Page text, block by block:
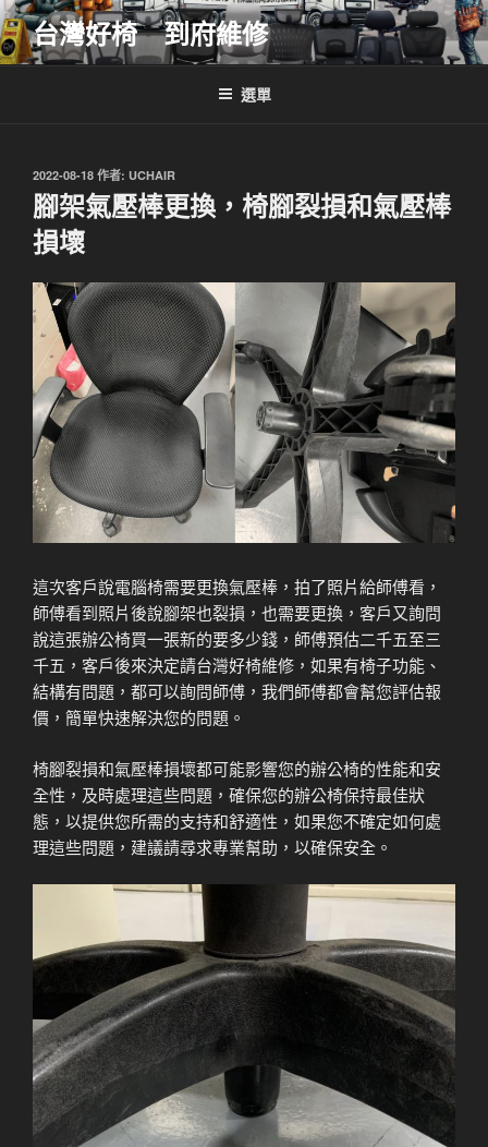
跳
至
主
台灣好椅 到府維修
選單
發
佈
於
2022-08-18 作者: UCHAIR
腳架氣壓棒更換，椅腳裂損和氣壓棒
損壞
這次客戶說電腦椅需要更換氣壓棒，拍了照片給師傅看，
師傅看到照片後說腳架也裂損，也需要更換，客戶又詢問
說這張辦公椅買一張新的要多少錢，師傅預估二千五至三
千五，客戶後來決定請台灣好椅維修，如果有椅子功能、
結構有問題，都可以詢問師傅，我們師傅都會幫您評估報
價，簡單快速解決您的問題。
椅腳裂損和氣壓棒損壞都可能影響您的辦公椅的性能和安
全性，及時處理這些問題，確保您的辦公椅保持最佳狀
態，以提供您所需的支持和舒適性，如果您不確定如何處
理這些問題，建議請尋求專業幫助，以確保安全。